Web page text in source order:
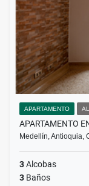
APARTAMENTO
APARTAMENTO
Medellín, Antioquia,
3Alcobas
3 Baños